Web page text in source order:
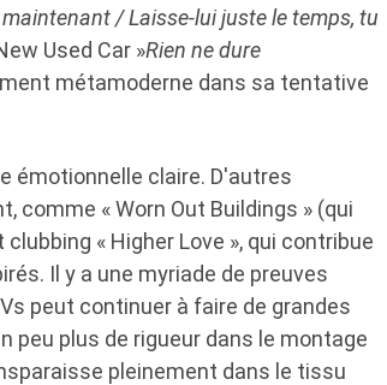
/ Laisse-lui juste le temps, tu
Used Car »Rien ne dure
métamoderne dans sa tentative
émotionnelle claire. D'autres
« Worn Out Buildings » (qui
« Higher Love », qui contribue
Il y a une myriade de preuves
peut continuer à faire de grandes
plus de rigueur dans le montage
pleinement dans le tissu